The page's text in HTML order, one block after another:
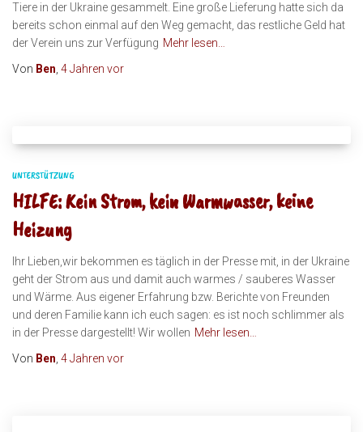
Tiere in der Ukraine gesammelt. Eine große Lieferung hatte sich da
bereits schon einmal auf den Weg gemacht, das restliche Geld hat
der Verein uns zur Verfügung Mehr lesen…
Von Ben 4 Jahren vor
UNTERSTÜTZUNG
HILFE: Kein Strom, kein Warmwasser, keine
Heizung
Ihr Lieben,wir bekommen es täglich in der Presse mit, in der Ukraine
geht der Strom aus und damit auch warmes / sauberes Wasser
und Wärme. Aus eigener Erfahrung bzw. Berichte von Freunden
und deren Familie kann ich euch sagen: es ist noch schlimmer als
in der Presse dargestellt! Wir wollen Mehr lesen…
Von Ben 4 Jahren vor